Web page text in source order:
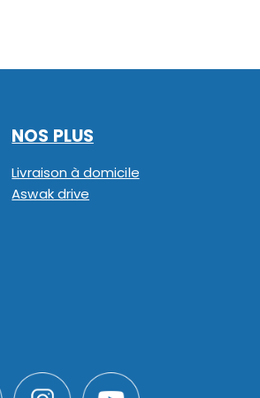
NOS PLUS
Livraison à domicile
Aswak drive